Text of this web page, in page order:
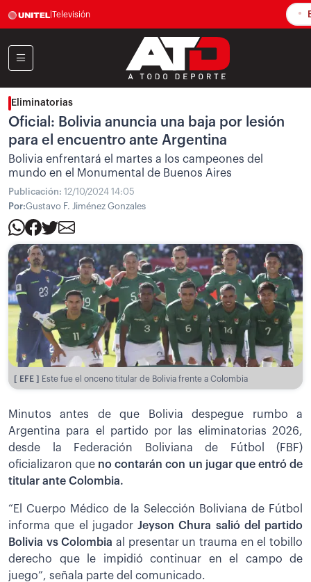
Televisión
Eliminatorias
Oficial: Bolivia anuncia una baja por lesión
para el encuentro ante Argentina
Bolivia enfrentará el martes a los campeones del
mundo en el Monumental de Buenos Aires
Publicación: 12/10/2024 14:05
Por:Gustavo F. Jiménez Gonzales
[ EFE ] Este fue el onceno titular de Bolivia frente a Colombia
Minutos antes de que Bolivia despegue rumbo a
Argentina para el partido por las eliminatorias 2026,
desde la Federación Boliviana de Fútbol (FBF)
oficializaron que no contarán con un jugar que entró de
titular ante Colombia.
“El Cuerpo Médico de la Selección Boliviana de Fútbol
informa que el jugador Jeyson Chura salió del partido
Bolivia vs Colombia al presentar un trauma en el tobillo
derecho que le impidió continuar en el campo de
juego”, señala parte del comunicado.